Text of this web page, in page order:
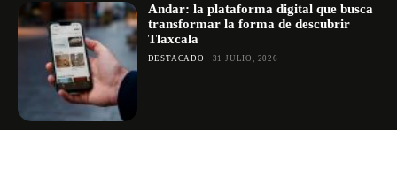
Andar: la plataforma digital que busca
transformar la forma de descubrir
Tlaxcala
DESTACADO 31 JULIO, 2026